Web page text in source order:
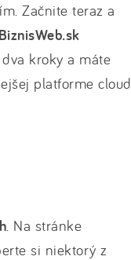
Začnite teraz a
kroky a máte
platforme cloud
. Na stránke
si niektorý z